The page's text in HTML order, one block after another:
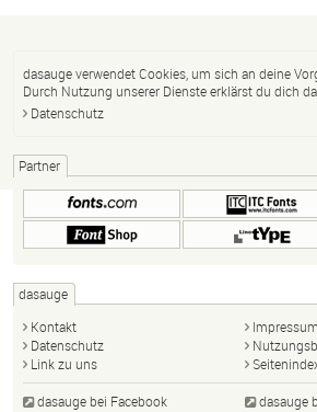
dasauge verwendet Cookies, um sich an deine
Durch Nutzung unserer Dienste erklärst du dich
Datenschutz
Partner
dasauge
Kontakt
Impressum
Datenschutz
Link zu uns
dasauge bei Facebook dasauge